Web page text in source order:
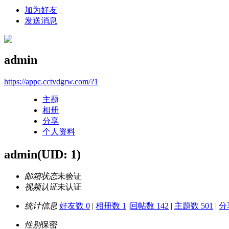
加为好友
发送消息
admin
https://appc.cctvdgrw.com/?1
主题
相册
分享
个人资料
admin(UID: 1)
邮箱状态未验证
视频认证未认证
统计信息 好友数 0 | 相册数 1 |回帖数 142 | 主题数 501 | 分
性别保密